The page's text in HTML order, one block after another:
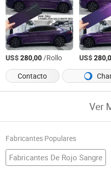
US$280,00/Rollo US$
Contacto
Ver
Fabricantes Populares
Fabricantes De Rojo Sangre